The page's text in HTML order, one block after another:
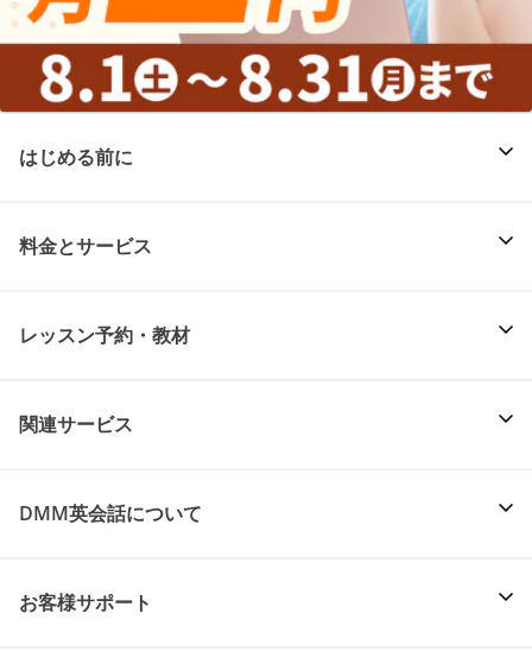
はじめる前に
料金とサービス
レッスン予約・教材
関連サービス
DMM英会話について
お客様サポート